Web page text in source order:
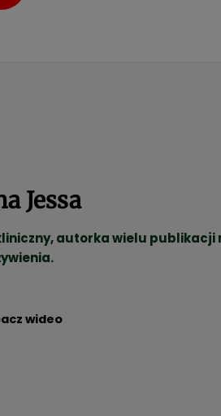
Jessa
autorka wielu publikacji
wideo